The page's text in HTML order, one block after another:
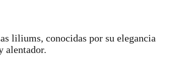
liliums, conocidas por su elegancia
alentador.